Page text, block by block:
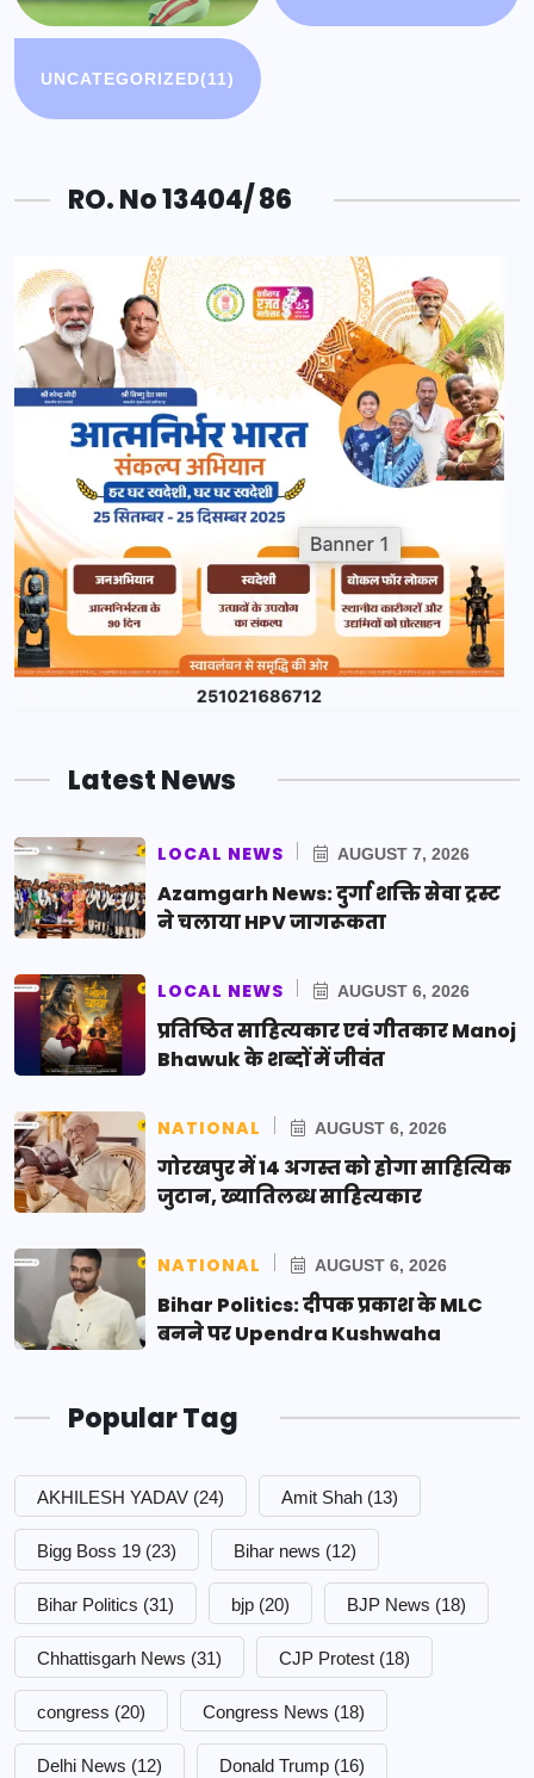
UNCATEGORIZED(11)
RO. No 13404/ 86
Latest News
LOCAL NEWS AUGUST 7, 2026
Azamgarh News: दुर्गा शक्ति सेवा ट्रस्ट
ने चलाया HPV जागरूकता
LOCAL NEWS AUGUST 6, 2026
प्रतिष्ठित साहित्यकार एवं गीतकार Manoj
Bhawuk के शब्दों में जीवंत
NATIONAL AUGUST 6, 2026
गोरखपुर में 14 अगस्त को होगा साहित्यिक
जुटान, ख्यातिलब्ध साहित्यकार
NATIONAL AUGUST 6, 2026
Bihar Politics: दीपक प्रकाश के MLC
बनने पर Upendra Kushwaha
Popular Tag
AKHILESH YADAV (24) Amit Shah (13)
Bigg Boss 19 (23) Bihar news (12)
Bihar Politics (31) bjp (20) BJP News (18)
Chhattisgarh News (31) CJP Protest (18)
congress (20) Congress News (18)
Delhi News (12) Donald Trump (16)